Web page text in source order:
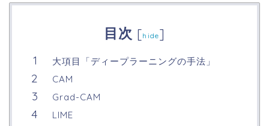
目次 [hide]
大項目「ディープラーニングの手法」
CAM
Grad-CAM
LIME